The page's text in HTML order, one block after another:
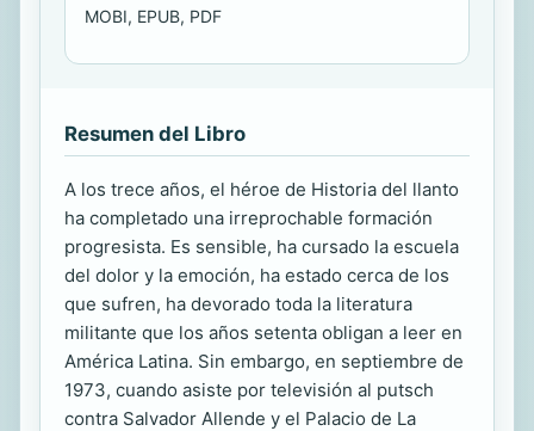
MOBI, EPUB, PDF
Resumen del Libro
A los trece años, el héroe de Historia del llanto
ha completado una irreprochable formación
progresista. Es sensible, ha cursado la escuela
del dolor y la emoción, ha estado cerca de los
que sufren, ha devorado toda la literatura
militante que los años setenta obligan a leer en
América Latina. Sin embargo, en septiembre de
1973, cuando asiste por televisión al putsch
contra Salvador Allende y el Palacio de La